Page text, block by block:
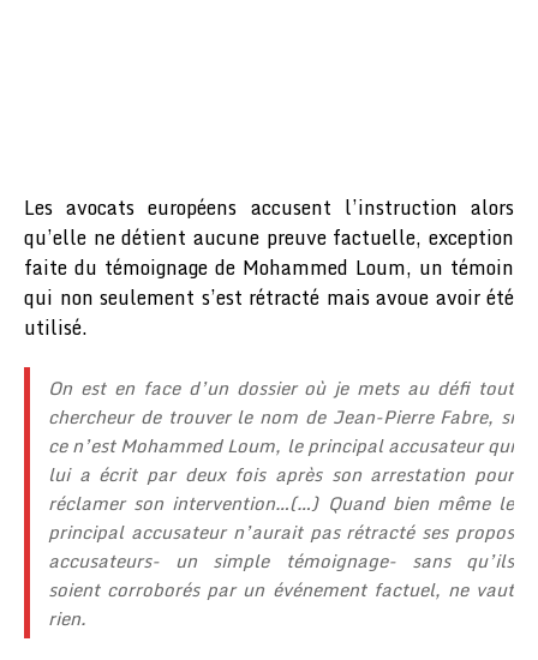
Les avocats européens accusent l’instruction alors
qu’elle ne détient aucune preuve factuelle, exception
faite du témoignage de Mohammed Loum, un témoin
qui non seulement s’est rétracté mais avoue avoir été
utilisé.
On est en face d’un dossier où je mets au défi tout
chercheur de trouver le nom de Jean-Pierre Fabre, si
ce n’est Mohammed Loum, le principal accusateur qui
lui a écrit par deux fois après son arrestation pour
réclamer son intervention…(…) Quand bien même le
principal accusateur n’aurait pas rétracté ses propos
accusateurs- un simple témoignage- sans qu’ils
soient corroborés par un événement factuel, ne vaut
rien.